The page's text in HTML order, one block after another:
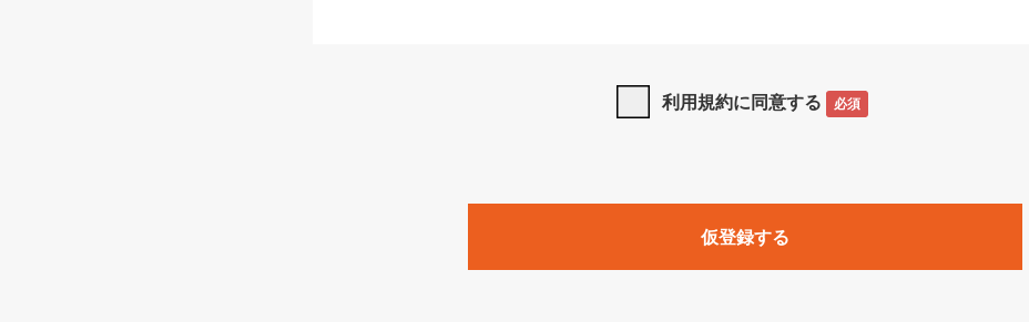
は、本規約の規定が優先して適用されるものとします。
1. 「本サービス」とは、当社が提供する以下のサービス（名称や内容が変更された場合、変更後
みます）及びこれらサービスに関連して当社が実施するイベントやキャンペーンをいいます。
「SEBook」「SEShop」「CodeZine」「MarkeZine」「EnterpriseZine」「ECzine」「Biz/Zine
利用規約に同意する 必須
仮登録する